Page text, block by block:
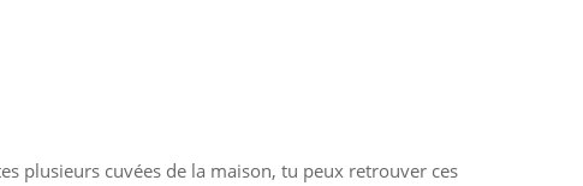
plusieurs cuvées de la maison, tu peux retrouver ces